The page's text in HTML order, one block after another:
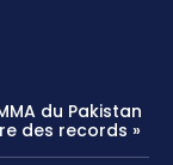
du Pakistan
des records »